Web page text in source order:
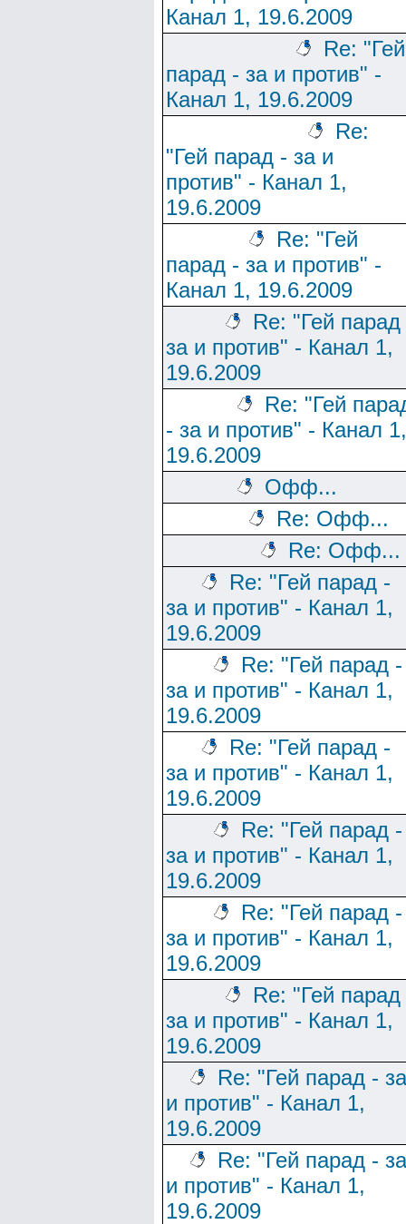
Канал 1, 19.6.2009
Re: "Гей
парад - за и против" -
Канал 1, 19.6.2009
Re:
"Гей парад - за и
против" - Канал 1,
19.6.2009
Re: "Гей
парад - за и против" -
Канал 1, 19.6.2009
Re: "Гей парад
за и против" - Канал 1,
19.6.2009
Re: "Гей
- за и против" - Канал 1,
19.6.2009
Офф...
Re: Офф...
Re: Офф...
Re: "Гей парад -
за и против" - Канал 1,
19.6.2009
Re: "Гей парад -
за и против" - Канал 1,
19.6.2009
Re: "Гей парад -
за и против" - Канал 1,
19.6.2009
Re: "Гей парад -
за и против" - Канал 1,
19.6.2009
Re: "Гей парад -
за и против" - Канал 1,
19.6.2009
Re: "Гей парад
за и против" - Канал 1,
19.6.2009
Re: "Гей парад - за
и против" - Канал 1,
19.6.2009
Re: "Гей парад - за
и против" - Канал 1,
19.6.2009